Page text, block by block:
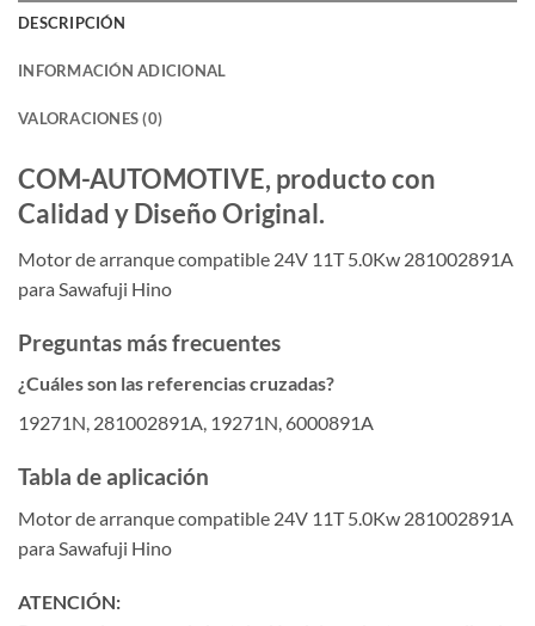
DESCRIPCIÓN
INFORMACIÓN ADICIONAL
VALORACIONES (0)
COM-AUTOMOTIVE, producto con
Calidad y Diseño Original.
Motor de arranque compatible 24V 11T 5.0Kw 281002891A
para Sawafuji Hino
Preguntas más frecuentes
¿Cuáles son las referencias cruzadas?
19271N, 281002891A, 19271N, 6000891A
Tabla de aplicación
Motor de arranque compatible 24V 11T 5.0Kw 281002891A
para Sawafuji Hino
ATENCIÓN: